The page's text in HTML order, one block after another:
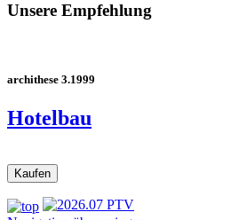
Unsere Empfehlung
archithese 3.1999
Hotelbau